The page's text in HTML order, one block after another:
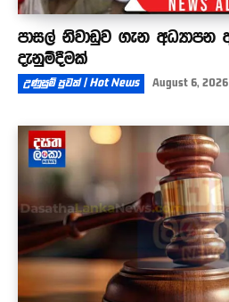
පාසල් නිවාඩුව ගැන අධ්‍යාපන
දැනුම්දීමක්
උණුසුම් පුවත් | Hot News August 6, 2026